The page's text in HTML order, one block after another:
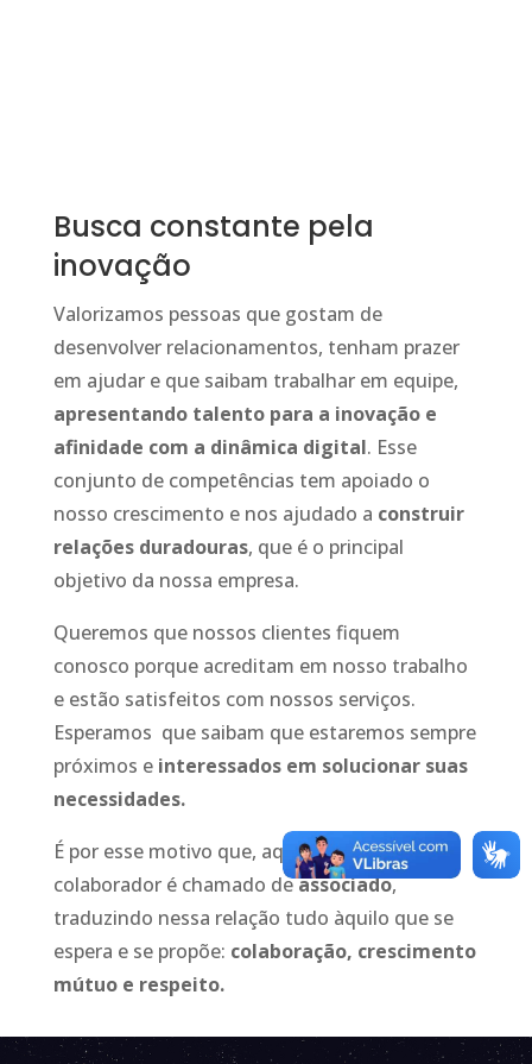
Busca constante pela
inovação
Valorizamos pessoas que gostam de
desenvolver relacionamentos, tenham prazer
em ajudar e que saibam trabalhar em equipe,
apresentando talento para a inovação e
afinidade com a dinâmica digital. Esse
conjunto de competências tem apoiado o
nosso crescimento e nos ajudado a construir
relações duradouras, que é o principal
objetivo da nossa empresa.
Queremos que nossos clientes fiquem
conosco porque acreditam em nosso trabalho
e estão satisfeitos com nossos serviços.
Esperamos que saibam que estaremos sempre
próximos einteressados em solucionar suas
necessidades.
É por esse motivo que, aqui na Omega, o
colaborador é chamado deassociado,
traduzindo nessa relação tudo àquilo que se
espera e se propõe: colaboração, crescimento
mútuo e respeito.